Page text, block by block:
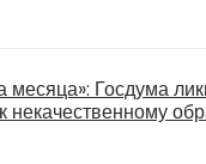
месяца»: Госдума
некачественному